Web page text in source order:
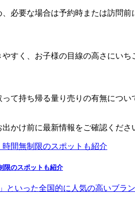
必要な場合は予約時または訪問
すく、お子様の目線の高さにい
て持ち帰る量り売りの有無につ
かけ前に最新情報をご確認くださ
限のスポットも紹介
いった全国的に人気の高いブ